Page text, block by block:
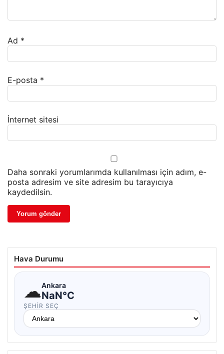
Ad *
E-posta *
İnternet sitesi
Daha sonraki yorumlarımda kullanılması için adım, e-
posta adresim ve site adresim bu tarayıcıya
kaydedilsin.
Hava Durumu
☁Ankara
NaN°C
ŞEHIR SEÇ